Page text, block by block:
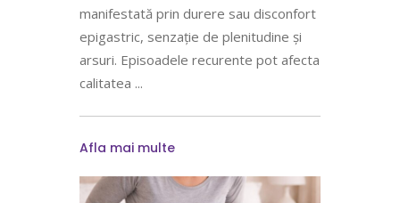
manifestată prin durere sau disconfort
epigastric, senzație de plenitudine și
arsuri. Episoadele recurente pot afecta
calitatea
Afla mai multe